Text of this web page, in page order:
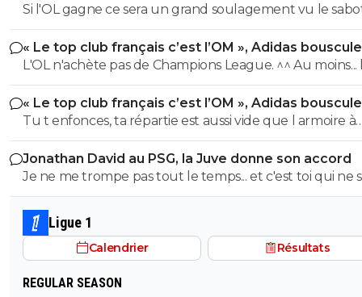
Si l'OL gagne ce sera un grand soulagement vu le
incroyable du farfelu sans froc Fonseca au match allé.
perd ce sera aussi une grande victoire et une énorme
délivrance avec un possible licenciement de ce clown.
« Le top club français c’est l’OM », Adidas
PSG
L'OL n'achète pas de Champions League. ^^ Au moins... l'OM a
un point commun avec le PSG. Mdr Adidas ne se trompe pas
avec l'OL qui est une valeur sûre... contrairement à
« Le top club français c’est l’OM », Adidas
PSG
Tu t enfonces, ta répartie est aussi vide que l armoire à
trophées de ton club depuis 15 piges, t es juste une
gueule arrogante se pensant plus intelligent que les
alors que t es juste un pauvre clown empafé mdr
Jonathan David au PSG, la Juve donne son accord
Je ne me trompe pas tout le temps... et c'est toi qui ne
pas lire. ^^
Ligue 1
Calendrier Résultats
REGULAR SEASON